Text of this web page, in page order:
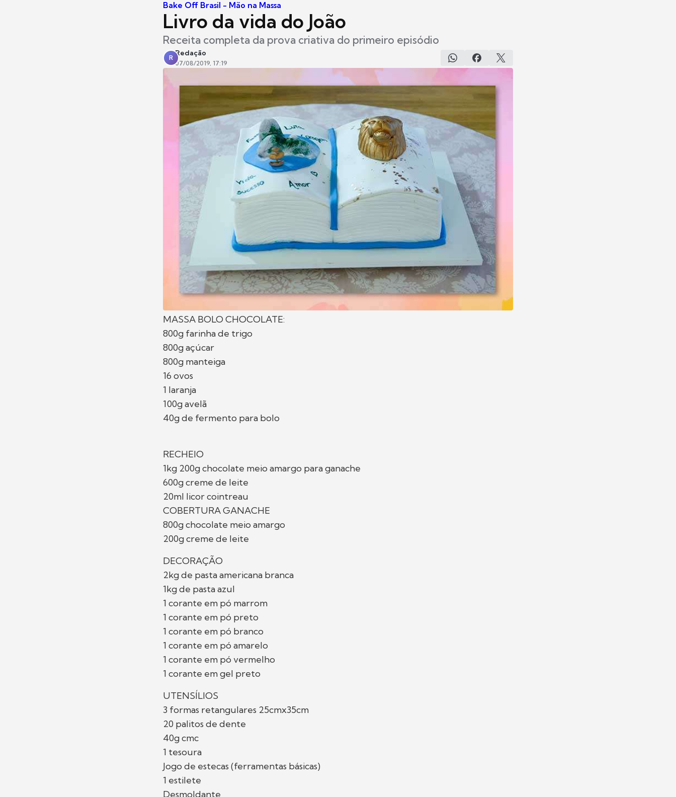
Bake Off Brasil - Mão na Massa
Livro da vida do João
Receita completa da prova criativa do primeiro episódio
R
Redação
07/08/2019, 17:19
MASSA BOLO CHOCOLATE:
800g farinha de trigo
800g açúcar
800g manteiga
16 ovos
1 laranja
100g avelã
40g de fermento para bolo
RECHEIO
1kg 200g chocolate meio amargo para ganache
600g creme de leite
20ml licor cointreau
COBERTURA GANACHE
800g chocolate meio amargo
200g creme de leite
DECORAÇÃO
2kg de pasta americana branca
1kg de pasta azul
1 corante em pó marrom
1 corante em pó preto
1 corante em pó branco
1 corante em pó amarelo
1 corante em pó vermelho
1 corante em gel preto
UTENSÍLIOS
3 formas retangulares 25cmx35cm
20 palitos de dente
40g cmc
1 tesoura
Jogo de estecas (ferramentas básicas)
1 estilete
Desmoldante